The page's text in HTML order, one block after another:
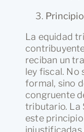
La equidad
reciban un
ley fiscal. No
formal, sino
congruente
tributario. La
este
injustificadas